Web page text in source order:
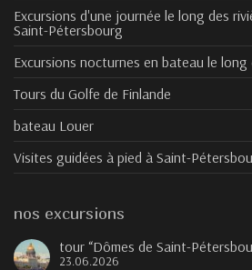
Excursions d'une journée le long des
Saint-Pétersbourg
Excursions nocturnes en bateau le long
Tours du Golfe de Finlande
bateau Louer
Visites guidées à pied à Saint-
nos excursions
tour “Dômes de Saint-
23.06.2026